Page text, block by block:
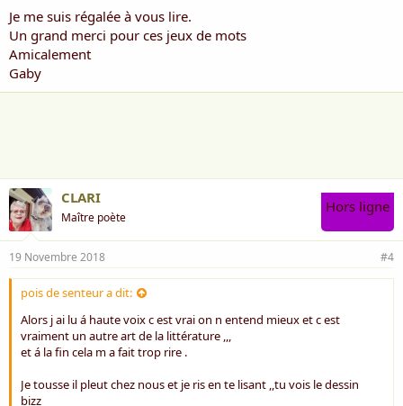
Les oiseaux de paradis
Font leurs nids...
Les banquiers bouffons
L'internaute clique
Ma théière n'est pas à vendre.
Très pointue, pour qu'on la "voye" elle.
Le clocher c'est là qu'on sonne
Une poule ch'a pond
Un chapon ch'a pond pas ☻
Le pompier fait pimpon ☺
Je me suis régalée à vous lire.
Un grand merci pour ces jeux de mots
Amicalement
Gaby
CLARI
Maître poète
Hors ligne
19 Novembre 2018 #4
pois de senteur a dit:
Alors j ai lu á haute voix c est vrai on n entend mieux et c est
vraiment un autre art de la littérature ,,,
et á la fin cela m a fait trop rire .
Je tousse il pleut chez nous et je ris en te lisant ,,tu vois le dessin
bizz